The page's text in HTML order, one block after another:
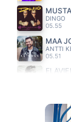
DINGO
05.55
MAA
ANTTI
05.51
MAMBA
05.44